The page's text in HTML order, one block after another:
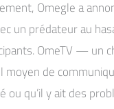
Omegle a
un prédateur au
OmeTV — un
moyen de
qu’il y ait des